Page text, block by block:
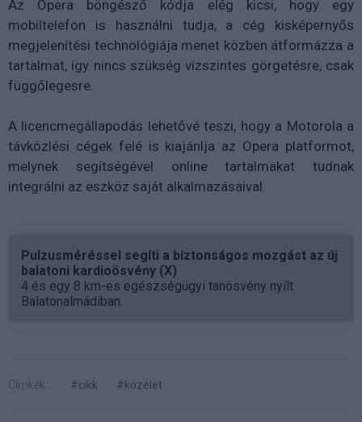
Az Opera böngésző kódja elég kicsi, hogy egy
mobiltelefon is használni tudja, a cég kisképernyős
megjelenítési technológiája menet közben átformázza a
tartalmat, így nincs szükség vízszintes görgetésre, csak
függőlegesre.
A licencmegállapodás lehetővé teszi, hogy a Motorola a
távközlési cégek felé is kiajánlja az Opera platformot,
melynek segítségével online tartalmakat tudnak
integrálni az eszköz saját alkalmazásaival.
Pulzusméréssel segíti a biztonságos mozgást az új
balatoni kardioösvény (X)
4 és egy 8 km-es egészségügyi tanösvény nyílt
Balatonalmádiban.
Címkék: #cikk #közélet